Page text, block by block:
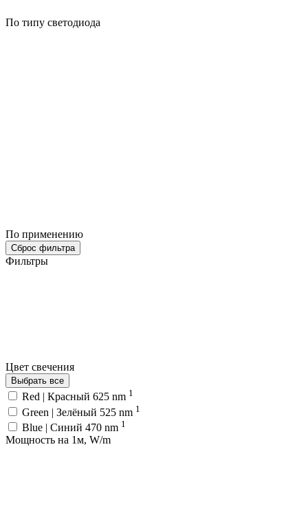
По типу светодиода
По применению
Сброс фильтра
Фильтры
Цвет свечения
Выбрать все
Red | Красный 625 nm 1
Green | Зелёный 525 nm 1
Blue | Синий 470 nm 1
Мощность на 1м, W/m